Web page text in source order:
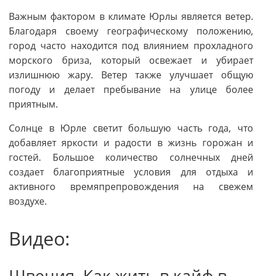
Важным фактором в климате Юрлы является ветер.
Благодаря своему географическому положению,
город часто находится под влиянием прохладного
морского бриза, который освежает и убирает
излишнюю жару. Ветер также улучшает общую
погоду и делает пребывание на улице более
приятным.
Солнце в Юрле светит большую часть года, что
добавляет яркости и радости в жизнь горожан и
гостей. Большое количество солнечных дней
создает благоприятные условия для отдыха и
активного времяпрепровождения на свежем
воздухе.
Видео: